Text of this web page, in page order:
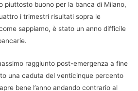
piuttosto buono per la banca di Milano,
i trimestri risultati sopra le
sappiamo, è stato un anno difficile
raggiunto post-emergenza a fine
una caduta del venticinque percento
bene l’anno andando contrario al